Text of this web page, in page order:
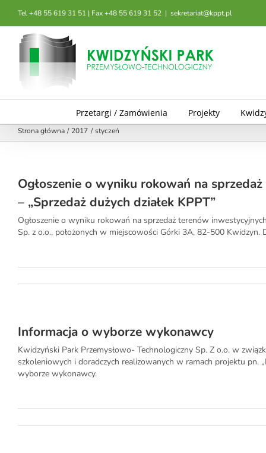
zawartości
Tel +48 55 619 31 51 | Fax +48 55 619 31 52 | sekretariat@kppt.pl
Przetargi / Zamówienia Projekty
Strona główna 2017 styczeń
Ogłoszenie o wyniku rokowań na
– „Sprzedaż dużych działek KPPT”
Ogłoszenie o wyniku rokowań na sprzedaż terenów
Sp. z o.o., położonych w miejscowości Górki 3A, 82-500 Kwidzyn.
Informacja o wyborze wykonawcy
Kwidzyński Park Przemysłowo- Technologiczny Sp. Z o.o. w
szkoleniowych i doradczych realizowanych w ramach projektu
wyborze wykonawcy.